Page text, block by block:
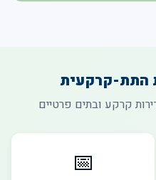
התת-קרקעית
קרקע ובתים פרטיים
📅